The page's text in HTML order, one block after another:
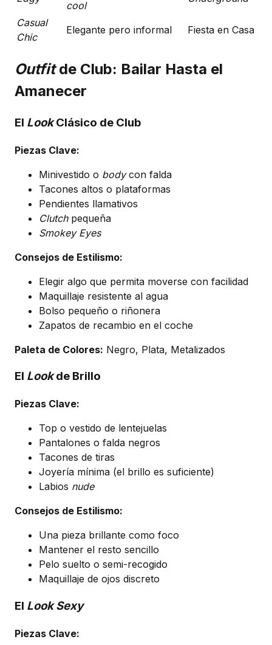
cool
Casual
Chic
Elegante pero informal Fiesta en Casa
Outfitde Club: Bailar Hasta el
Amanecer
El LookClásico de Club
Piezas Clave:
Minivestido o bodycon falda
Tacones altos o plataformas
Pendientes llamativos
Clutchpequeña
Smokey Eyes
Consejos de Estilismo:
Elegir algo que permita moverse con facilidad
Maquillaje resistente al agua
Bolso pequeño o riñonera
Zapatos de recambio en el coche
Paleta de Colores: Negro, Plata, Metalizados
El Lookde Brillo
Piezas Clave:
Top o vestido de lentejuelas
Pantalones o falda negros
Tacones de tiras
Joyería mínima (el brillo es suficiente)
Labios nude
Consejos de Estilismo:
Una pieza brillante como foco
Mantener el resto sencillo
Pelo suelto o semi-recogido
Maquillaje de ojos discreto
El Look Sexy
Piezas Clave: